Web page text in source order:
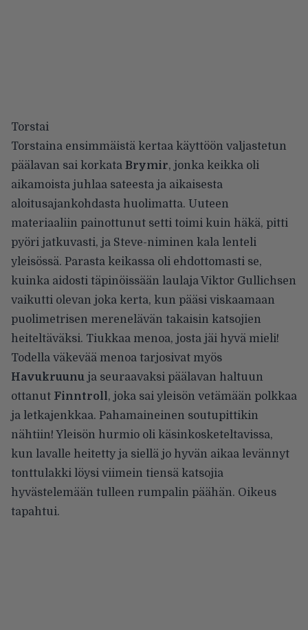
Torstai
Torstaina ensimmäistä kertaa käyttöön valjastetun
päälavan sai korkata Brymir, jonka keikka oli
aikamoista juhlaa sateesta ja aikaisesta
aloitusajankohdasta huolimatta. Uuteen
materiaaliin painottunut setti toimi kuin häkä, pitti
pyöri jatkuvasti, ja Steve-niminen kala lenteli
yleisössä. Parasta keikassa oli ehdottomasti se,
kuinka aidosti täpinöissään laulaja Viktor Gullichsen
vaikutti olevan joka kerta, kun pääsi viskaamaan
puolimetrisen merenelävän takaisin katsojien
heiteltäväksi. Tiukkaa menoa, josta jäi hyvä mieli!
Todella väkevää menoa tarjosivat myös
Havukruunu ja seuraavaksi päälavan haltuun
ottanut Finntroll, joka sai yleisön vetämään polkkaa
ja letkajenkkaa. Pahamaineinen soutupittikin
nähtiin! Yleisön hurmio oli käsinkosketeltavissa,
kun lavalle heitetty ja siellä jo hyvän aikaa levännyt
tonttulakki löysi viimein tiensä katsojia
hyvästelemään tulleen rumpalin päähän. Oikeus
tapahtui.